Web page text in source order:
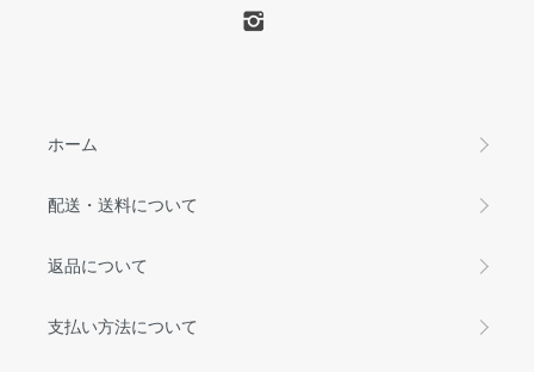
ホーム
配送・送料について
返品について
支払い方法について